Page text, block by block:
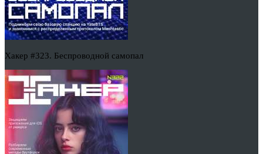
Хакер #323. Беспроводной самопал